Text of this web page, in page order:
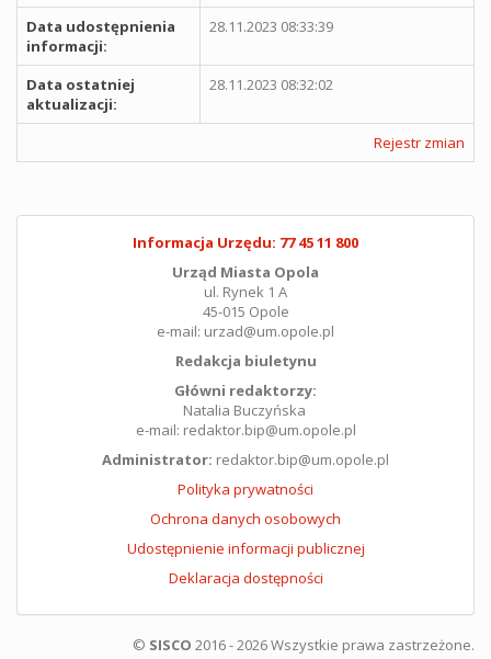
Data udostępnienia
informacji:
28.11.2023 08:33:39
Data ostatniej
aktualizacji:
28.11.2023 08:32:02
Rejestr zmian
Informacja Urzędu: 77 45 11 800
Urząd Miasta Opola
ul. Rynek 1 A
45-015 Opole
e-mail: urzad@um.opole.pl
Redakcja biuletynu
Główni redaktorzy:
Natalia Buczyńska
e-mail: redaktor.bip@um.opole.pl
Administrator: redaktor.bip@um.opole.pl
Polityka prywatności
Ochrona danych osobowych
Udostępnienie informacji publicznej
Deklaracja dostępności
© SISCO 2016 - 2026 Wszystkie prawa zastrzeżone.